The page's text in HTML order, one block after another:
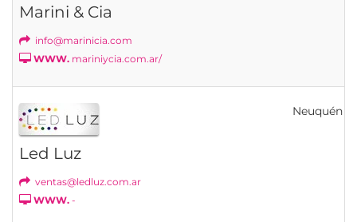
Marini & Cia
info@marinicia.com
WWW. mariniycia.com.ar/
Led Luz
ventas@ledluz.com.ar
WWW. -
Neuquén